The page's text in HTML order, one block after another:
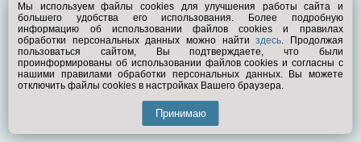
© Exist.ru 1998—2026
Мы используем файлы cookies для улучшения работы сайта и
большего удобства его использования. Более подробную
информацию об использовании файлов cookies и правилах
обработки персональных данных можно найтиздесь. Продолжая
пользоваться сайтом, Вы подтверждаете, что были
проинформированы об использовании файлов cookies и согласны с
нашими правилами обработки персональных данных. Вы можете
отключить файлы cookies в настройках Вашего браузера.
Принимаю